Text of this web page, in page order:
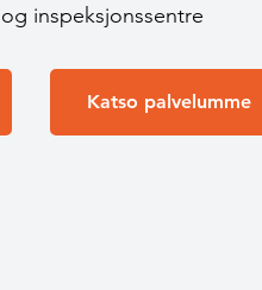
inspeksjonssentre
Katso palvelumme